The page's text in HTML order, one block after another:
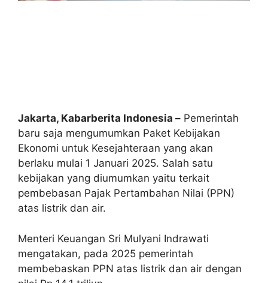
Jakarta, Kabarberita Indonesia – Pemerintah
baru saja mengumumkan Paket Kebijakan
Ekonomi untuk Kesejahteraan yang akan
berlaku mulai 1 Januari 2025. Salah satu
kebijakan yang diumumkan yaitu terkait
pembebasan Pajak Pertambahan Nilai (PPN)
atas listrik dan air.
Menteri Keuangan Sri Mulyani Indrawati
mengatakan, pada 2025 pemerintah
membebaskan PPN atas listrik dan air dengan